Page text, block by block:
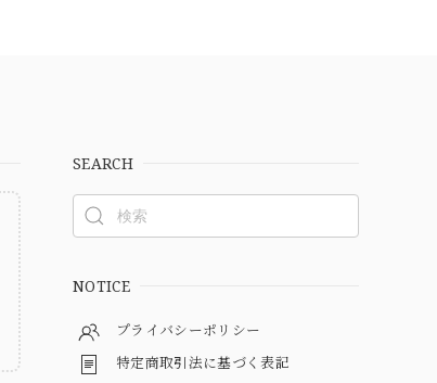
SEARCH
NOTICE
プライバシーポリシー
特定商取引法に基づく表記